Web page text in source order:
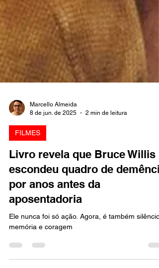
Marcello Almeida
FILMES
Livro revela que Bruce Willis
escondeu quadro de demência
por anos antes da